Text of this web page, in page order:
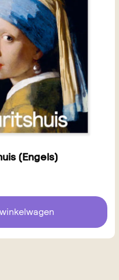
(Engels)